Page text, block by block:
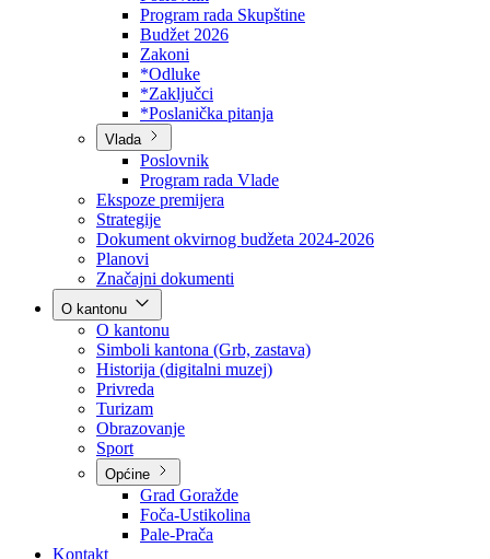
Skupština
Poslovnik
Program rada Skupštine
Budžet 2026
Zakoni
*Odluke
*Zaključci
*Poslanička pitanja
Vlada
Poslovnik
Program rada Vlade
Ekspoze premijera
Strategije
Dokument okvirnog budžeta 2024-2026
Planovi
Značajni dokumenti
O kantonu
O kantonu
Simboli kantona (Grb, zastava)
Historija (digitalni muzej)
Privreda
Turizam
Obrazovanje
Općine